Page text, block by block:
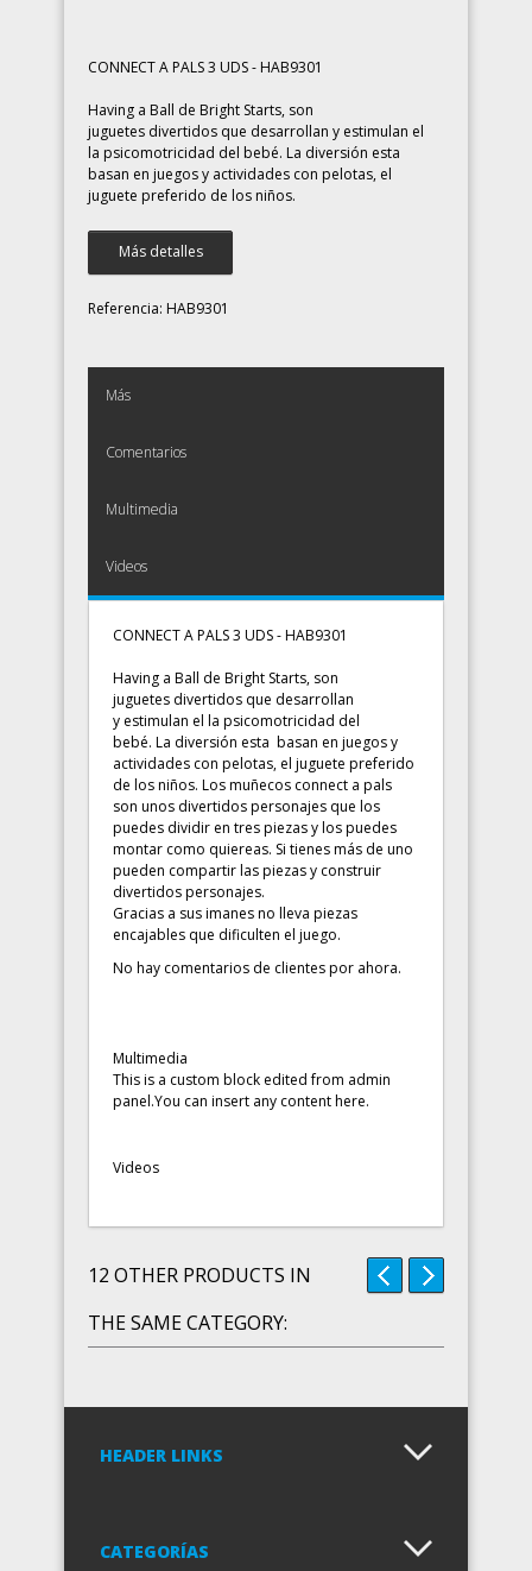
CONNECT A PALS 3 UDS - HAB9301
Having a Ball de Bright Starts, son
juguetes divertidos que desarrollan y estimulan el
la psicomotricidad del bebé. La diversión esta
basan en juegos y actividades con pelotas, el
juguete preferido de los niños.
Más detalles
Referencia: HAB9301
Más
Comentarios
Multimedia
Videos
CONNECT A PALS 3 UDS - HAB9301
Having a Ball de Bright Starts, son
juguetes divertidos que desarrollan
y estimulan el la psicomotricidad del
bebé. La diversión esta basan en juegos y
actividades con pelotas, el juguete preferido
de los niños. Los muñecos connect a pals
son unos divertidos personajes que los
puedes dividir en tres piezas y los puedes
montar como quiereas. Si tienes más de uno
pueden compartir las piezas y construir
divertidos personajes.
Gracias a sus imanes no lleva piezas
encajables que dificulten el juego.
No hay comentarios de clientes por ahora.
Multimedia
This is a custom block edited from admin
panel.You can insert any content here.
Videos
12 OTHER PRODUCTS IN
THE SAME CATEGORY:
HEADER LINKS
CATEGORÍAS